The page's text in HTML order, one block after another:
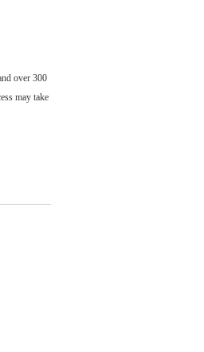
over 300
may take